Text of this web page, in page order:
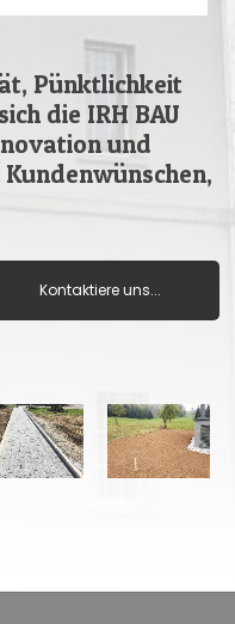
Pünktlichkeit
die IRH BAU
und
Kontaktiere uns...